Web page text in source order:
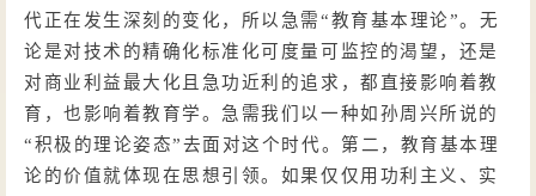
代正在发生深刻的变化，所以急需“教育基本理论”。无
论是对技术的精确化标准化可度量可监控的渴望，还是
对商业利益最大化且急功近利的追求，都直接影响着教
育，也影响着教育学。急需我们以一种如孙周兴所说的
“积极的理论姿态”去面对这个时代。第二，教育基本理
论的价值就体现在思想引领。如果仅仅用功利主义、实